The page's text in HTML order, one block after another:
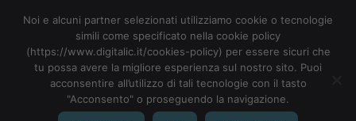
MENU
Noi e alcuni partner selezionati utilizziamo cookie o tecnologie
simili come specificato nella cookie policy
(https://www.digitalic.it/cookies-policy) per essere sicuri che
tu possa avere la migliore esperienza sul nostro sito. Puoi
acconsentire all’utilizzo di tali tecnologie con il tasto
"Acconsento" o proseguendo la navigazione.